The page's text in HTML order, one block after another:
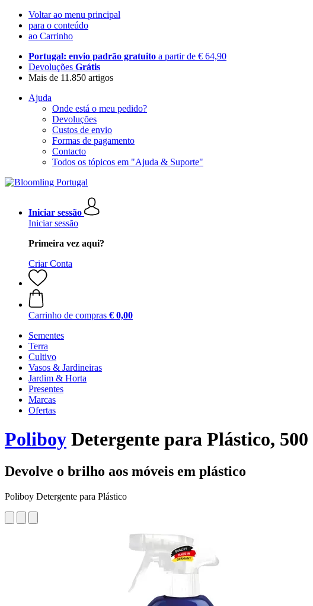
Voltar ao menu principal
para o conteúdo
ao Carrinho
Portugal: envio padrão gratuito a partir de € 64,90
Devoluções Grátis
Mais de 11.850 artigos
Ajuda
Onde está o meu pedido?
Devoluções
Custos de envio
Formas de pagamento
Contacto
Todos os tópicos em "Ajuda & Suporte"
Iniciar sessão
Iniciar sessão
Primeira vez aqui?
Criar Conta
Carrinho de compras € 0,00
Sementes
Terra
Cultivo
Vasos & Jardineiras
Jardim & Horta
Presentes
Marcas
Ofertas
Poliboy Detergente para Plástico,
Devolve o brilho aos móveis em plástico
Poliboy Detergente para Plástico